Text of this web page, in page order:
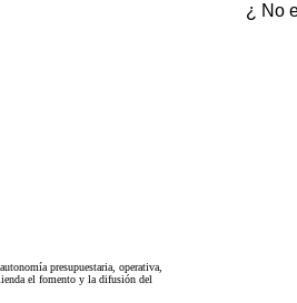
¿ No
presupuestaria, operativa,
el fomento y la difusión del